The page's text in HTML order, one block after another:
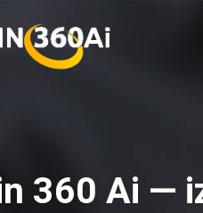
360 Ai —